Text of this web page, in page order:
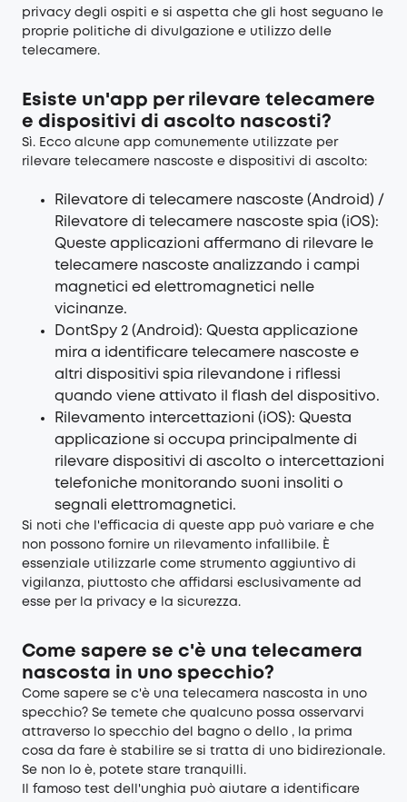
privacy degli ospiti e si aspetta che gli host seguano le
proprie politiche di divulgazione e utilizzo delle
telecamere.
Esiste un'app per rilevare telecamere
e dispositivi di ascolto nascosti?
Sì. Ecco alcune app comunemente utilizzate per
rilevare telecamere nascoste e dispositivi di ascolto:
Rilevatore di telecamere nascoste (Android) /
Rilevatore di telecamere nascoste spia (iOS):
Queste applicazioni affermano di rilevare le
telecamere nascoste analizzando i campi
magnetici ed elettromagnetici nelle
vicinanze.
DontSpy 2 (Android): Questa applicazione
mira a identificare telecamere nascoste e
altri dispositivi spia rilevandone i riflessi
quando viene attivato il flash del dispositivo.
Rilevamento intercettazioni (iOS): Questa
applicazione si occupa principalmente di
rilevare dispositivi di ascolto o intercettazioni
telefoniche monitorando suoni insoliti o
segnali elettromagnetici.
Si noti che l'efficacia di queste app può variare e che
non possono fornire un rilevamento infallibile. È
essenziale utilizzarle come strumento aggiuntivo di
vigilanza, piuttosto che affidarsi esclusivamente ad
esse per la privacy e la sicurezza.
Come sapere se c'è una telecamera
nascosta in uno specchio?
Come sapere se c'è una telecamera nascosta in uno
specchio? Se temete che qualcuno possa osservarvi
attraverso lo specchio del bagno o dello , la prima
cosa da fare è stabilire se si tratta di uno bidirezionale.
Se non lo è, potete stare tranquilli.
Il famoso test dell'unghia può aiutare a identificare